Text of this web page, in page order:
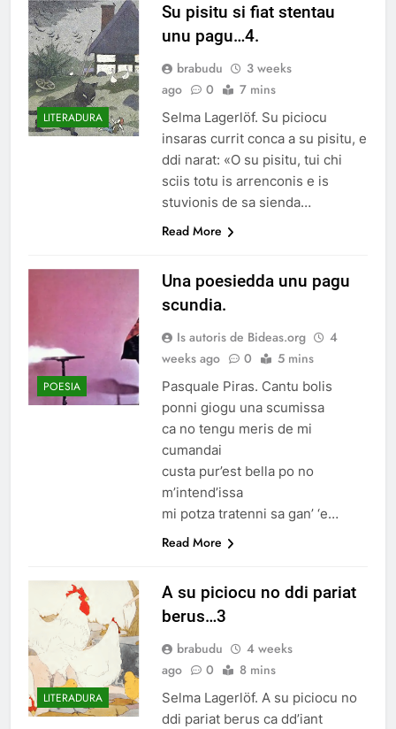
LITERADURA
Su pisitu si fiat stentau
unu pagu…4.
brabudu
3 weeks
ago
0 7 mins
Selma Lagerlöf. Su piciocu
insaras currit conca a su pisitu, e
ddi narat: «O su pisitu, tui chi
sciis totu is arrenconis e is
stuvionis de sa sienda…
Read More
POESIA
Una poesiedda unu pagu
scundia.
Is autoris de Bideas.org
4
weeks ago
0 5 mins
Pasquale Piras. Cantu bolis
ponni giogu una scumissa
ca no tengu meris de mi
cumandai
custa pur’est bella po no
m’intend’issa
mi potza tratenni sa gan’ ‘e…
Read More
LITERADURA
A su piciocu no ddi pariat
berus…3
brabudu
4 weeks
ago
0 8 mins
Selma Lagerlöf. A su piciocu no
ddi pariat berus ca dd’iant